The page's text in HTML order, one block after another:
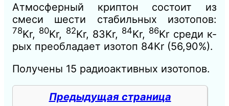
Атмосферный криптон состоит из
смеси шести стабильных изотопов:
78Kr, 80Kr, 82Kr, 83Kr, 84Kr, 86Kr среди к-
рых преобладает изотоп 84Кr (56,90%).
Получены 15 радиоактивных изотопов.
Предыдущая страница